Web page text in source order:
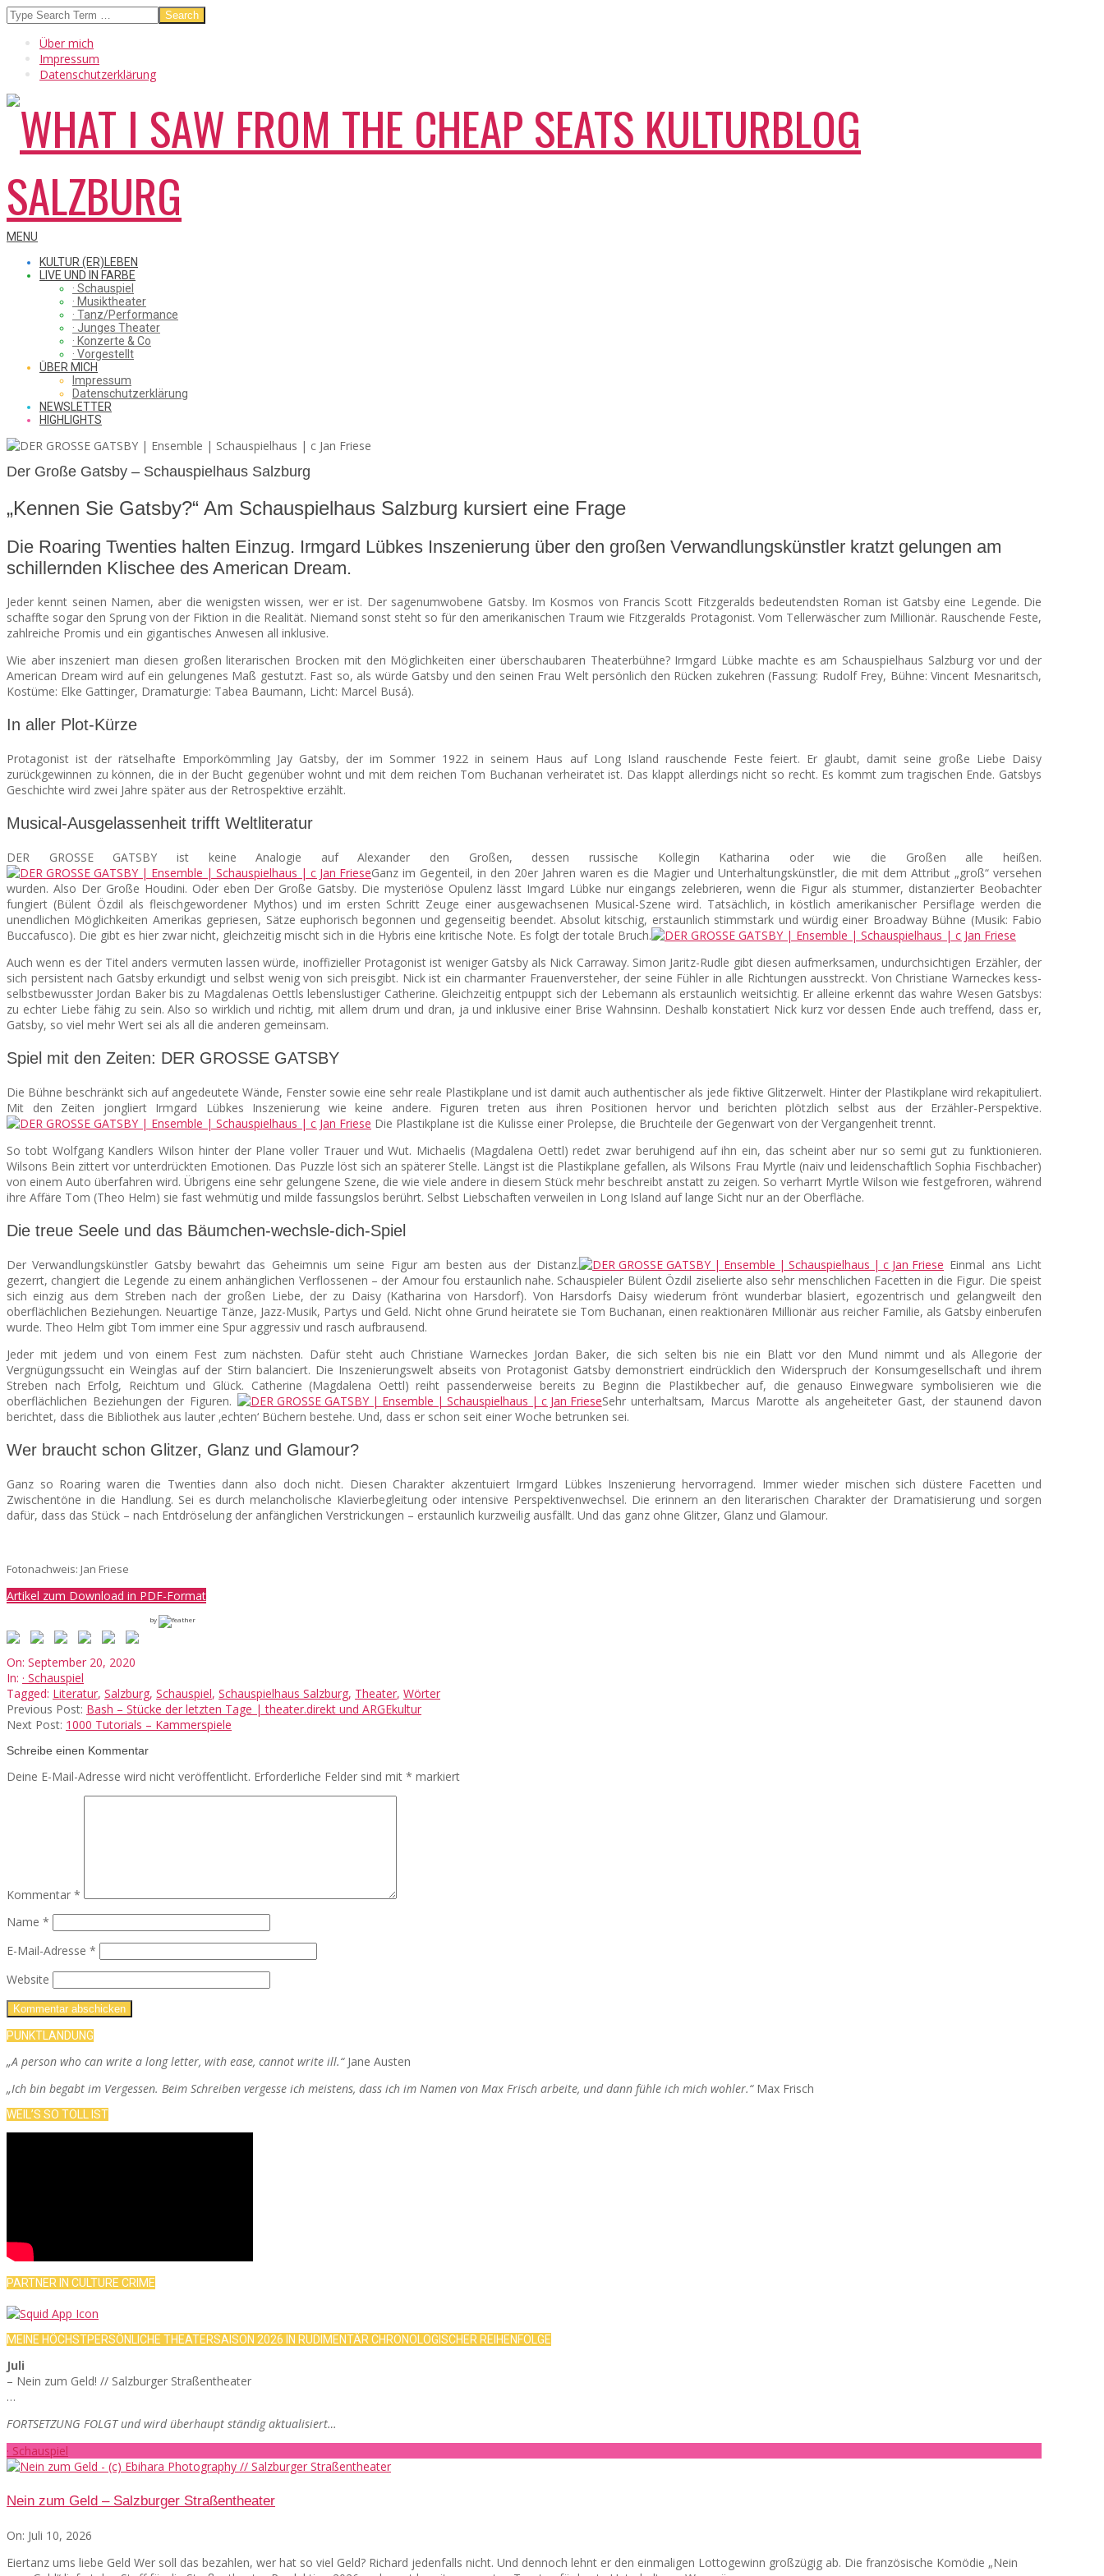
Skip
to
content
Search
Über mich
Impressum
Datenschutzerklärung
WHAT
SAW
FROM
THE
CHEAP
SEATS
Secondary
Menu
MENU
KULTUR (ER)LEBEN
LIVE UND IN FARBE
· Schauspiel
· Musiktheater
· Tanz/Performance
· Junges Theater
· Konzerte & Co
· Vorgestellt
ÜBER MICH
Impressum
Datenschutzerklärung
NEWSLETTER
HIGHLIGHTS
Der Große Gatsby – Schauspielhaus Salzburg
„Kennen Sie Gatsby?“ Am Schauspielhaus Salzburg kursiert eine Frage
Die Roaring Twenties halten Einzug. Irmgard Lübkes Inszenierung über den großen Verwandlungskünstler kratzt gelungen am
schillernden Klischee des American Dream.
Jeder kennt seinen Namen, aber die wenigsten wissen, wer er ist. Der sagenumwobene Gatsby. Im Kosmos von Francis Scott Fitzgeralds bedeutendsten Roman ist Gatsby eine Legende. Die
schaffte sogar den Sprung von der Fiktion in die Realität. Niemand sonst steht so für den amerikanischen Traum wie Fitzgeralds Protagonist. Vom Tellerwäscher zum Millionär. Rauschende Feste,
zahlreiche Promis und ein gigantisches Anwesen all inklusive.
Wie aber inszeniert man diesen großen literarischen Brocken mit den Möglichkeiten einer überschaubaren Theaterbühne? Irmgard Lübke machte es am Schauspielhaus Salzburg vor und der
American Dream wird auf ein gelungenes Maß gestutzt. Fast so, als würde Gatsby und den seinen Frau Welt persönlich den Rücken zukehren (Fassung: Rudolf Frey, Bühne: Vincent Mesnaritsch,
Kostüme: Elke Gattinger, Dramaturgie: Tabea Baumann, Licht: Marcel Busá).
In aller Plot-Kürze
Protagonist ist der rätselhafte Emporkömmling Jay Gatsby, der im Sommer 1922 in seinem Haus auf Long Island rauschende Feste feiert. Er glaubt, damit seine große Liebe Daisy
zurückgewinnen zu können, die in der Bucht gegenüber wohnt und mit dem reichen Tom Buchanan verheiratet ist. Das klappt allerdings nicht so recht. Es kommt zum tragischen Ende. Gatsbys
Geschichte wird zwei Jahre später aus der Retrospektive erzählt.
Musical-Ausgelassenheit trifft Weltliteratur
DER GROSSE GATSBY ist keine Analogie auf Alexander den Großen, dessen russische Kollegin Katharina oder wie die Großen alle heißen.
Ganz im Gegenteil, in den 20er Jahren waren es die Magier und Unterhaltungskünstler, die mit dem Attribut „groß“ versehen
wurden. Also Der Große Houdini. Oder eben Der Große Gatsby. Die mysteriöse Opulenz lässt Imgard Lübke nur eingangs zelebrieren, wenn die Figur als stummer, distanzierter Beobachter
fungiert (Bülent Özdil als fleischgewordener Mythos) und im ersten Schritt Zeuge einer ausgewachsenen Musical-Szene wird. Tatsächlich, in köstlich amerikanischer Persiflage werden die
unendlichen Möglichkeiten Amerikas gepriesen, Sätze euphorisch begonnen und gegenseitig beendet. Absolut kitschig, erstaunlich stimmstark und würdig einer Broadway Bühne (Musik: Fabio
Buccafusco). Die gibt es hier zwar nicht, gleichzeitig mischt sich in die Hybris eine kritische Note. Es folgt der totale Bruch.
Auch wenn es der Titel anders vermuten lassen würde, inoffizieller Protagonist ist weniger Gatsby als Nick Carraway. Simon Jaritz-Rudle gibt diesen aufmerksamen, undurchsichtigen Erzähler, der
sich persistent nach Gatsby erkundigt und selbst wenig von sich preisgibt. Nick ist ein charmanter Frauenversteher, der seine Fühler in alle Richtungen ausstreckt. Von Christiane Warneckes kess-
selbstbewusster Jordan Baker bis zu Magdalenas Oettls lebenslustiger Catherine. Gleichzeitig entpuppt sich der Lebemann als erstaunlich weitsichtig. Er alleine erkennt das wahre Wesen Gatsbys:
zu echter Liebe fähig zu sein. Also so wirklich und richtig, mit allem drum und dran, ja und inklusive einer Brise Wahnsinn. Deshalb konstatiert Nick kurz vor dessen Ende auch treffend, dass er,
Gatsby, so viel mehr Wert sei als all die anderen gemeinsam.
Spiel mit den Zeiten: DER GROSSE GATSBY
Die Bühne beschränkt sich auf angedeutete Wände, Fenster sowie eine sehr reale Plastikplane und ist damit auch authentischer als jede fiktive Glitzerwelt. Hinter der Plastikplane wird rekapituliert.
Mit den Zeiten jongliert Irmgard Lübkes Inszenierung wie keine andere. Figuren treten aus ihren Positionen hervor und berichten plötzlich selbst aus der Erzähler-Perspektive.
Die Plastikplane ist die Kulisse einer Prolepse, die Bruchteile der Gegenwart von der Vergangenheit trennt.
So tobt Wolfgang Kandlers Wilson hinter der Plane voller Trauer und Wut. Michaelis (Magdalena Oettl) redet zwar beruhigend auf ihn ein, das scheint aber nur so semi gut zu funktionieren.
Wilsons Bein zittert vor unterdrückten Emotionen. Das Puzzle löst sich an späterer Stelle. Längst ist die Plastikplane gefallen, als Wilsons Frau Myrtle (naiv und leidenschaftlich Sophia Fischbacher)
von einem Auto überfahren wird. Übrigens eine sehr gelungene Szene, die wie viele andere in diesem Stück mehr beschreibt anstatt zu zeigen. So verharrt Myrtle Wilson wie festgefroren, während
ihre Affäre Tom (Theo Helm) sie fast wehmütig und milde fassungslos berührt. Selbst Liebschaften verweilen in Long Island auf lange Sicht nur an der Oberfläche.
Die treue Seele und das Bäumchen-wechsle-dich-Spiel
Der Verwandlungskünstler Gatsby bewahrt das Geheimnis um seine Figur am besten aus der Distanz.
Einmal ans Licht
gezerrt, changiert die Legende zu einem anhänglichen Verflossenen – der Amour fou erstaunlich nahe. Schauspieler Bülent Özdil ziselierte also sehr menschlichen Facetten in die Figur. Die speist
sich einzig aus dem Streben nach der großen Liebe, der zu Daisy (Katharina von Harsdorf). Von Harsdorfs Daisy wiederum frönt wunderbar blasiert, egozentrisch und gelangweilt den
oberflächlichen Beziehungen. Neuartige Tänze, Jazz-Musik, Partys und Geld. Nicht ohne Grund heiratete sie Tom Buchanan, einen reaktionären Millionär aus reicher Familie, als Gatsby einberufen
wurde. Theo Helm gibt Tom immer eine Spur aggressiv und rasch aufbrausend.
Jeder mit jedem und von einem Fest zum nächsten. Dafür steht auch Christiane Warneckes Jordan Baker, die sich selten bis nie ein Blatt vor den Mund nimmt und als Allegorie der
Vergnügungssucht ein Weinglas auf der Stirn balanciert. Die Inszenierungswelt abseits von Protagonist Gatsby demonstriert eindrücklich den Widerspruch der Konsumgesellschaft und ihrem
Streben nach Erfolg, Reichtum und Glück. Catherine (Magdalena Oettl) reiht passenderweise bereits zu Beginn die Plastikbecher auf, die genauso Einwegware symbolisieren wie die
oberflächlichen Beziehungen der Figuren.
Sehr unterhaltsam, Marcus Marotte als angeheiteter Gast, der staunend davon
berichtet, dass die Bibliothek aus lauter ‚echten‘ Büchern bestehe. Und, dass er schon seit einer Woche betrunken sei.
Wer braucht schon Glitzer, Glanz und Glamour?
Ganz so Roaring waren die Twenties dann also doch nicht. Diesen Charakter akzentuiert Irmgard Lübkes Inszenierung hervorragend. Immer wieder mischen sich düstere Facetten und
Zwischentöne in die Handlung. Sei es durch melancholische Klavierbegleitung oder intensive Perspektivenwechsel. Die erinnern an den literarischen Charakter der Dramatisierung und sorgen
dafür, dass das Stück – nach Entdröselung der anfänglichen Verstrickungen – erstaunlich kurzweilig ausfällt. Und das ganz ohne Glitzer, Glanz und Glamour.
Fotonachweis: Jan Friese
Artikel zum Download in PDF-Format
by
2020-
09-
20
On: September 20, 2020
In: · Schauspiel
Tagged: Literatur, Salzburg, Schauspiel, Schauspielhaus Salzburg, Theater, Wörter
Previous Post: Bash – Stücke der letzten Tage | theater.direkt und ARGEkultur
Next Post: 1000 Tutorials – Kammerspiele
Schreibe einen Kommentar
Deine E-Mail-Adresse wird nicht veröffentlicht. Erforderliche Felder sind mit * markiert
Kommentar *
Name *
E-Mail-Adresse *
Website
PUNKTLANDUNG
„A person who can write a long letter, with ease, cannot write ill.“Jane Austen
„Ich bin begabt im Vergessen. Beim Schreiben vergesse ich meistens, dass ich im Namen von Max Frisch arbeite, und dann fühle ich mich wohler.“Max Frisch
WEIL’S SO TOLL IST
PARTNER IN CULTURE CRIME
MEINE HÖCHSTPERSÖNLICHE THEATERSAISON 2026 IN RUDIMENTÄR CHRONOLOGISCHER REIHENFOLGE
Juli
– Nein zum Geld! // Salzburger Straßentheater
…
FORTSETZUNG FOLGT und wird überhaupt ständig aktualisiert…
· Schauspiel
Nein zum Geld – Salzburger Straßentheater
On: Juli 10, 2026
Eiertanz ums liebe Geld Wer soll das bezahlen, wer hat so viel Geld? Richard jedenfalls nicht. Und dennoch lehnt er den einmaligen Lottogewinn großzügig ab. Die französische Komödie „Nein